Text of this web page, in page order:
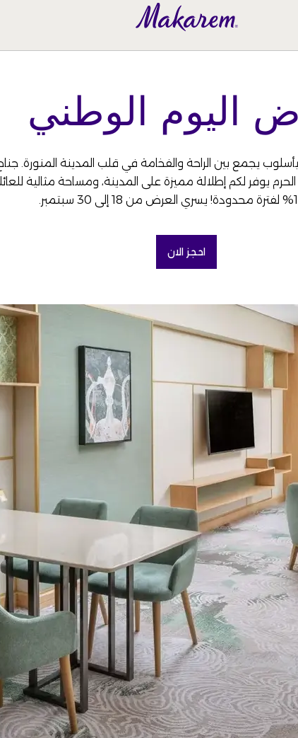
اليوم الوطني
يجمع بين الراحة والفخامة في قلب المدينة المنورة. جناح
يوفر لكم إطلالة مميزة على المدينة، ومساحة مثالية
احجز الان(OPENS IN A NEW TAB)